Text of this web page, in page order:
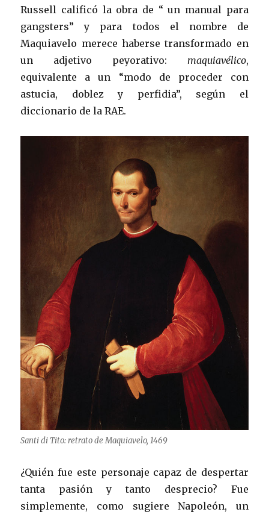
Russell calificó la obra de “ un manual para
gangsters” y para todos el nombre de
Maquiavelo merece haberse transformado en
un adjetivo peyorativo: maquiavélico,
equivalente a un “modo de proceder con
astucia, doblez y perfidia”, según el
diccionario de la RAE.
Santi di Tito: retrato de Maquiavelo, 1469
¿Quién fue este personaje capaz de despertar
tanta pasión y tanto desprecio? Fue
simplemente, como sugiere Napoleón, un